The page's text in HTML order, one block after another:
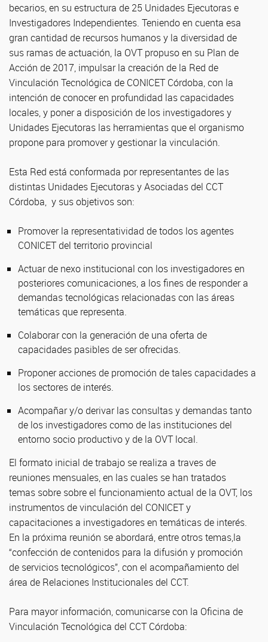
becarios, en su estructura de 25 Unidades Ejecutoras e
Investigadores Independientes. Teniendo en cuenta esa
gran cantidad de recursos humanos y la diversidad de
sus ramas de actuación, la OVT propuso en su Plan de
Acción de 2017, impulsar la creación de la Red de
Vinculación Tecnológica de CONICET Córdoba, con la
intención de conocer en profundidad las capacidades
locales, y poner a disposición de los investigadores y
Unidades Ejecutoras las herramientas que el organismo
propone para promover y gestionar la vinculación.
Esta Red está conformada por representantes de las
distintas Unidades Ejecutoras y Asociadas del CCT
Córdoba, y sus objetivos son:
Promover la representatividad de todos los agentes
CONICET del territorio provincial
Actuar de nexo institucional con los investigadores en
posteriores comunicaciones, a los fines de responder a
demandas tecnológicas relacionadas con las áreas
temáticas que representa.
Colaborar con la generación de una oferta de
capacidades pasibles de ser ofrecidas.
Proponer acciones de promoción de tales capacidades a
los sectores de interés.
Acompañar y/o derivar las consultas y demandas tanto
de los investigadores como de las instituciones del
entorno socio productivo y de la OVT local.
El formato inicial de trabajo se realiza a traves de
reuniones mensuales, en las cuales se han tratados
temas sobre sobre el funcionamiento actual de la OVT, los
instrumentos de vinculación del CONICET y
capacitaciones a investigadores en temáticas de interés.
En la próxima reunión se abordará, entre otros temas,la
“confección de contenidos para la difusión y promoción
de servicios tecnológicos”, con el acompañamiento del
área de Relaciones Institucionales del CCT.
Para mayor información, comunicarse con la Oficina de
Vinculación Tecnológica del CCT Córdoba: